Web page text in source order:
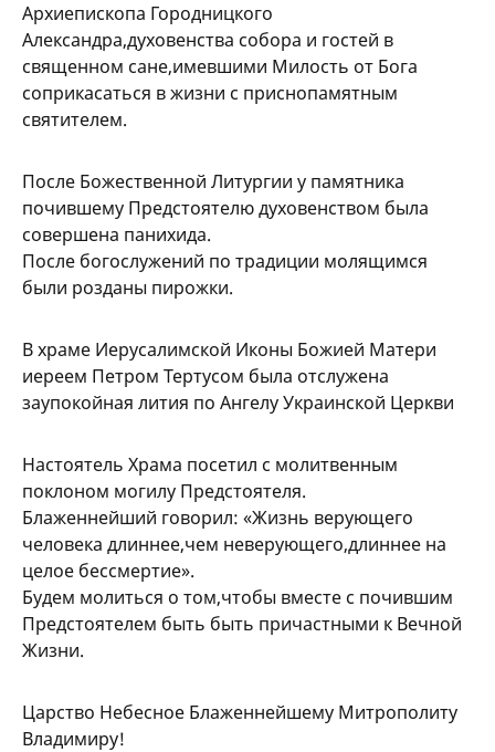
Архиепископа Городницкого
Александра,духовенства собора и гостей в
священном сане,имевшими Милость от Бога
соприкасаться в жизни с приснопамятным
святителем.
После Божественной Литургии у памятника
почившему Предстоятелю духовенством была
совершена панихида.
После богослужений по традиции молящимся
были розданы пирожки.
В храме Иерусалимской Иконы Божией Матери
иереем Петром Тертусом была отслужена
заупокойная лития по Ангелу Украинской Церкви
Настоятель Храма посетил с молитвенным
поклоном могилу Предстоятеля.
Блаженнейший говорил: «Жизнь верующего
человека длиннее,чем неверующего,длиннее на
целое бессмертие».
Будем молиться о том,чтобы вместе с почившим
Предстоятелем быть быть причастными к Вечной
Жизни.
Царство Небесное Блаженнейшему Митрополиту
Владимиру!